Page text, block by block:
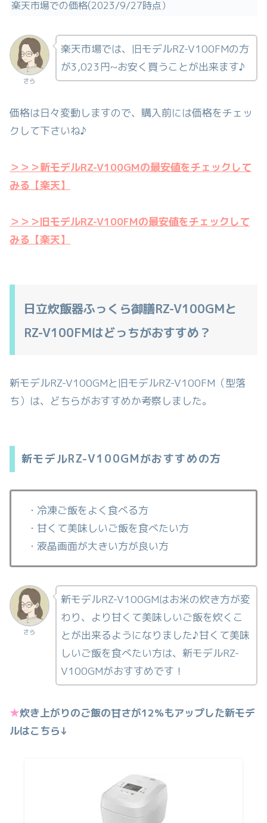
楽天市場での価格(2023/9/27時点）
さら
楽天市場では、旧モデルRZ-V100FMの方
が3,023円~お安く買うことが出来ます♪
価格は日々変動しますので、購入前には価格をチェッ
クして下さいね♪
＞＞＞新モデルRZ-V100GMの最安値をチェックして
みる【楽天】
＞＞＞旧モデルRZ-V100FMの最安値をチェックして
みる【楽天】
日立炊飯器ふっくら御膳RZ-V100GMと
RZ-V100FMはどっちがおすすめ？
新モデルRZ-V100GMと旧モデルRZ-V100FM（型落
ち）は、どちらがおすすめか考察しました。
新モデルRZ-V100GMがおすすめの方
・冷凍ご飯をよく食べる方
・甘くて美味しいご飯を食べたい方
・液晶画面が大きい方が良い方
さら
新モデルRZ-V100GMはお米の炊き方が変
わり、より甘くて美味しいご飯を炊くこ
とが出来るようになりました♪甘くて美味
しいご飯を食べたい方は、新モデルRZ-
V100GMがおすすめです！
★炊き上がりのご飯の甘さが12%もアップした新モデ
ルはこちら↓